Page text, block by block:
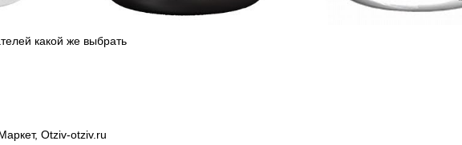
какой же выбрать
Otziv-otziv.ru